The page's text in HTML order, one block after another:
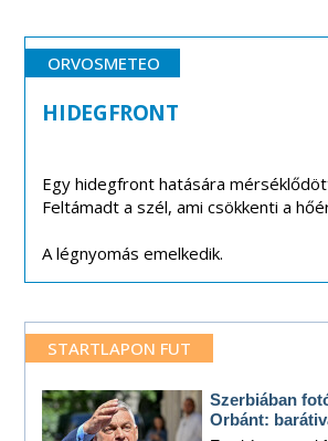
ORVOSMETEO
HIDEGFRONT
Egy hidegfront hatására
Feltámadt a szél, ami csökkenti a
A légnyomás emelkedik.
STARTLAPON FUT
Szerbiában
Orbánt: